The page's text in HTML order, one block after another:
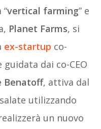
vertical farming” e
Planet Farms, si
ex-startup co-
dai co-CEO
Benatoff, attiva dal
utilizzando
un nuovo